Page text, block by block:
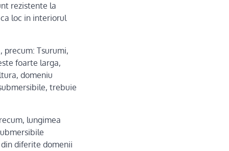
rezistente la
loc in interiorul
precum: Tsurumi,
foarte larga,
domeniu
trebuie
lungimea
diferite domenii